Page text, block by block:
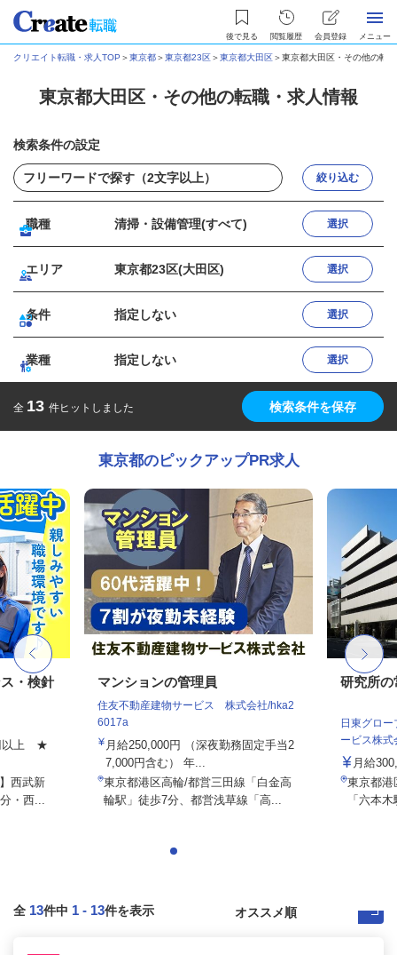
後で見る 閲覧履歴 会員登録 メニュー
クリエイト転職・求人TOP ＞東京都＞東京都23区＞東京都大田区＞東京都大田区・その他の転
東京都大田区・その他の転職・求人情報
検索条件の設定
絞り込む
職種 清掃・設備管理(すべて) 選択
エリア 東京都23区(大田区) 選択
条件 指定しない 選択
業種 指定しない 選択
全 13 件ヒットしました 検索条件を保存
東京都のピックアップPR求人
・検針
以上 ★
西武新
・西...
マンションの管理員
住友不動産建物サービス 株式会社/hka2
6017a
月給250,000円 （深夜勤務固定手当2
7,000円含む） 年...
東京都港区高輪/都営三田線「白金高
輪駅」徒歩7分、都営浅草線「高...
研究所の
日東グロ
ービス株式
月給
東京都港
「六本
全 13件中 1 - 13件を表示